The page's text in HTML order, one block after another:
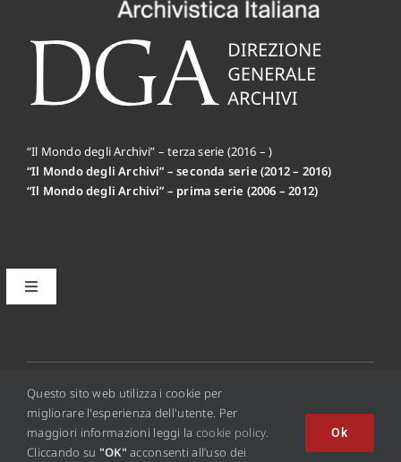
“Il Mondo degli Archivi” – terza serie (2016 – )
“Il Mondo degli Archivi” – seconda serie (2012 – 2016)
“Il Mondo degli Archivi” – prima serie (2006 – 2012)
Toggle
Disclaimer
Privacy Policy
© 2012 - 2026 • Copyright © 2016 Il Mondo Degli Archivi
Online - ISSN 2284-0494
Questo sito web utilizza i cookie per
migliorare l'esperienza dell'utente. Per
maggiori informazioni leggi la cookie policy.
Cliccando su "OK" acconsenti all’uso dei
Ok